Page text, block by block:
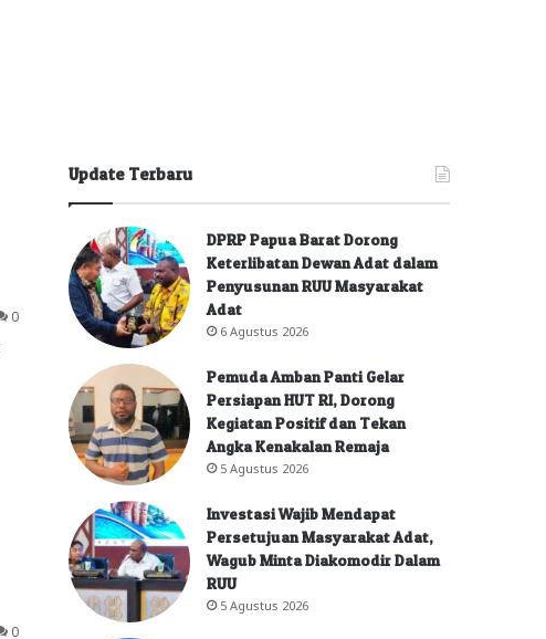
0
0
Update Terbaru
DPRP Papua Barat Dorong
Keterlibatan Dewan Adat dalam
Penyusunan RUU Masyarakat
Adat
6 Agustus 2026
Pemuda Amban Panti Gelar
Persiapan HUT RI, Dorong
Kegiatan Positif dan Tekan
Angka Kenakalan Remaja
5 Agustus 2026
Investasi Wajib Mendapat
Persetujuan Masyarakat Adat,
Wagub Minta Diakomodir Dalam
RUU
5 Agustus 2026